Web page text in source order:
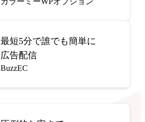
最短5分で誰でも簡単に
広告配信
BuzzEC